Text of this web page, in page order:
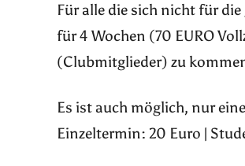
Für alle die sich nicht für
für 4 Wochen (70 EURO
(Clubmitglieder) zu
Es ist auch möglich, nur
Einzeltermin: 20 Euro |